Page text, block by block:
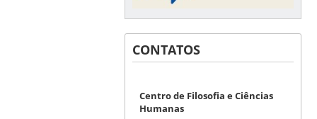
CONTATOS
Centro de Filosofia e Ciências
Humanas